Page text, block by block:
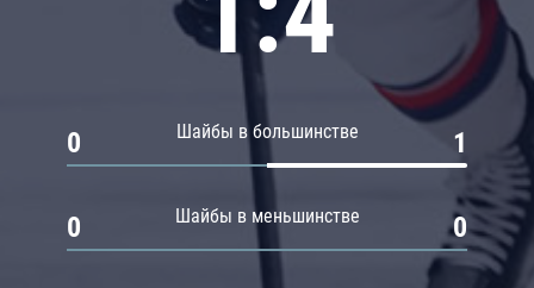
Шайбы в большинстве
0 1
Шайбы в меньшинстве
0 0